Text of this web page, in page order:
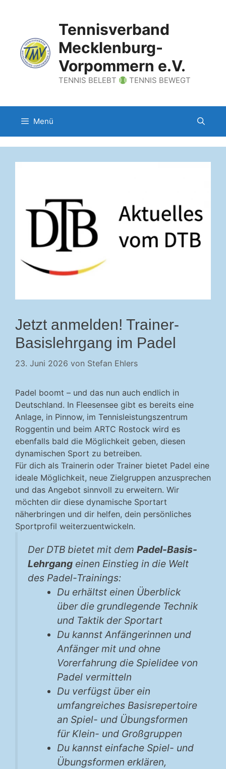
Tennisverband
Mecklenburg-
Vorpommern e.V.
TENNIS BELEBT TENNIS BEWEGT
Menü
Jetzt anmelden! Trainer-
Basislehrgang im Padel
23. Juni 2026 von Stefan Ehlers
Padel boomt – und das nun auch endlich in
Deutschland. In Fleesensee gibt es bereits eine
Anlage, in Pinnow, im Tennisleistungszentrum
Roggentin und beim ARTC Rostock wird es
ebenfalls bald die Möglichkeit geben, diesen
dynamischen Sport zu betreiben.
Für dich als Trainerin oder Trainer bietet Padel eine
ideale Möglichkeit, neue Zielgruppen anzusprechen
und das Angebot sinnvoll zu erweitern. Wir
möchten dir diese dynamische Sportart
näherbringen und dir helfen, dein persönliches
Sportprofil weiterzuentwickeln.
Der DTB bietet mit dem Padel-Basis-
Lehrgang einen Einstieg in die Welt
des Padel-Trainings:
Du erhältst einen Überblick
über die grundlegende Technik
und Taktik der Sportart
Du kannst Anfängerinnen und
Anfänger mit und ohne
Vorerfahrung die Spielidee von
Padel vermitteln
Du verfügst über ein
umfangreiches Basisrepertoire
an Spiel- und Übungsformen
für Klein- und Großgruppen
Du kannst einfache Spiel- und
Übungsformen erklären,